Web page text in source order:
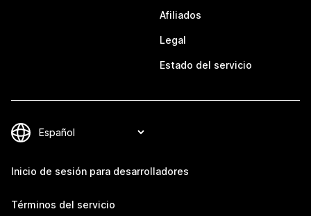
Afiliados
Legal
Estado del servicio
Inicio de sesión para desarrolladores
Términos del servicio